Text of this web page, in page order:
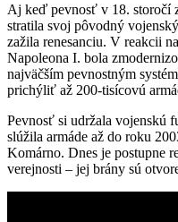
Aj keď pevnosť v 18. storočí
stratila svoj pôvodný
zažila renesanciu. V reakcii
Napoleona I. bola
najväčším pevnostným
prichýliť až 200-tisícovú
Pevnosť si udržala vojenskú
slúžila armáde až do roku
Komárno. Dnes je postupne
verejnosti – jej brány sú